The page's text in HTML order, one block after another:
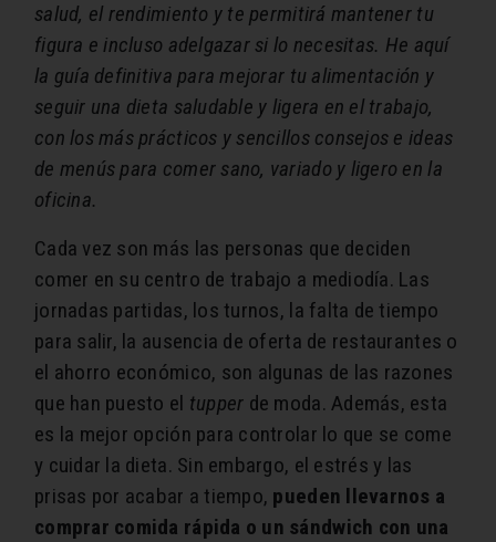
salud, el rendimiento y te permitirá mantener tu
figura e incluso adelgazar si lo necesitas. He aquí
la guía definitiva para mejorar tu alimentación y
seguir una dieta saludable y ligera en el trabajo,
con los más prácticos y sencillos consejos e ideas
de menús para comer sano, variado y ligero en la
oficina.
Cada vez son más las personas que deciden
comer en su centro de trabajo a mediodía. Las
jornadas partidas, los turnos, la falta de tiempo
para salir, la ausencia de oferta de restaurantes o
el ahorro económico, son algunas de las razones
que han puesto el tupper de moda. Además, esta
es la mejor opción para controlar lo que se come
y cuidar la dieta. Sin embargo, el estrés y las
prisas por acabar a tiempo, pueden llevarnos a
comprar comida rápida o un sándwich con una